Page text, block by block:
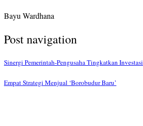
Bayu Wardhana
Post navigation
Sinergi Pemerintah-Pengusaha Tingkatkan Investasi
Empat Strategi Menjual ‘Borobudur Baru’